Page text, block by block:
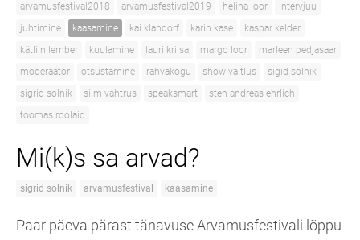
arvamusfestival2018
arvamusfestival2019 helina loor
intervjuu
juhtimine
kaasamine kai klandorf karin kase
kaspar kelder
kätliin lember
kuulamine lauri kriisa margo loor
marleen pedjasaar
moderaator
otsustamine rahvakogu show-väitlus
sigid solnik
sigrid solnik
siim vahtrus speaksmart
sten andreas ehrlich
toomas roolaid
Mi(k)s sa arvad?
sigrid solnik arvamusfestival kaasamine
Paar päeva pärast tänavuse Arvamusfestivali lõppu